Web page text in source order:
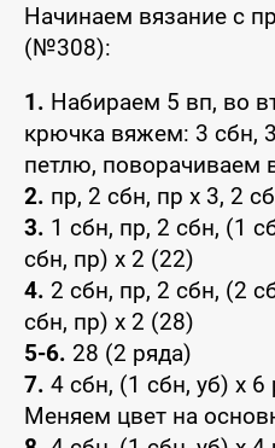
Начинаем вязание с
(№308):
1. Набираем 5 вп, во
крючка вяжем: 3 сбн,
петлю, поворачиваем
2. пр, 2 сбн, пр x 3, 2
3. 1 сбн, пр, 2 сбн, (1
сбн, пр) x 2 (22)
4. 2 сбн, пр, 2 сбн, (2
сбн, пр) x 2 (28)
5-6. 28 (2 ряда)
7. 4 сбн, (1 сбн, уб) x 6
Меняем цвет на